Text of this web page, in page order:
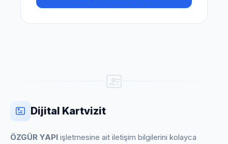
Dijital Kartvizit
ÖZGÜR YAPI işletmesine ait iletişim bilgilerini kolayca